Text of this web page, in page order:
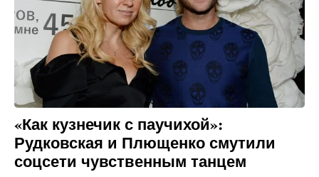
«Как кузнечик с паучихой»:
Рудковская и Плющенко смутили
соцсети чувственным танцем